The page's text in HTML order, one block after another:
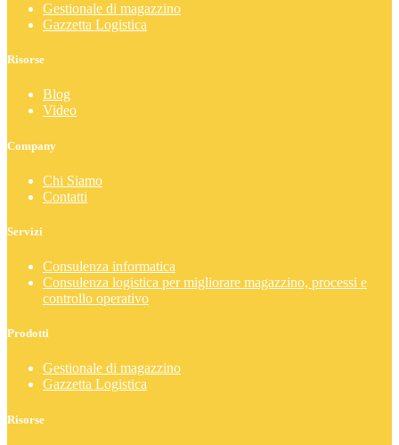
Gestionale di magazzino
Gazzetta Logistica
Risorse
Blog
Video
Company
Chi Siamo
Contatti
Servizi
Consulenza informatica
Consulenza logistica per migliorare magazzino, processi e
controllo operativo
Prodotti
Gestionale di magazzino
Gazzetta Logistica
Risorse